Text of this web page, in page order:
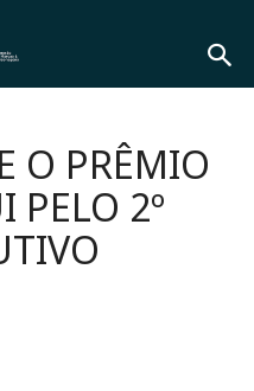
O PRÊMIO
PELO 2º